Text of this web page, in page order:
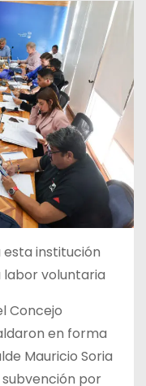
institución
labor voluntaria
Concejo
en forma
Mauricio Soria
por